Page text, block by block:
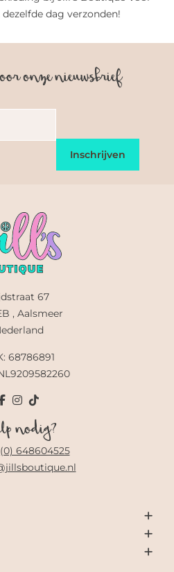
dezelfde dag verzonden!
onze nieuwsbrief
67
, Aalsmeer
68786891
nodig?
(0) 648604525